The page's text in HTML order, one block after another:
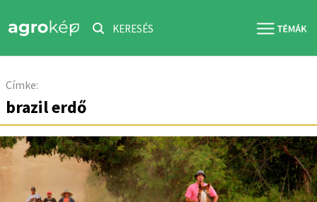
KERESÉS
Címke:
brazil erdő